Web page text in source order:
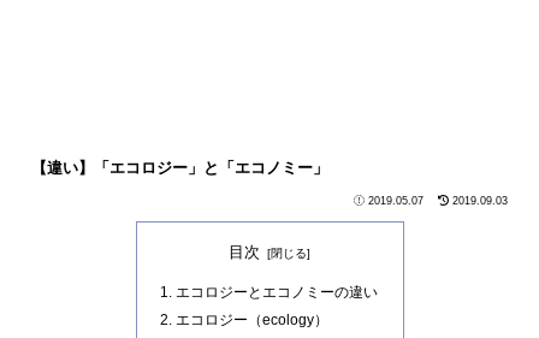
【違い】「エコロジー」と「エコノミー」
2019.05.07 2019.09.03
目次
エコロジーとエコノミーの違い
エコロジー（ecology）